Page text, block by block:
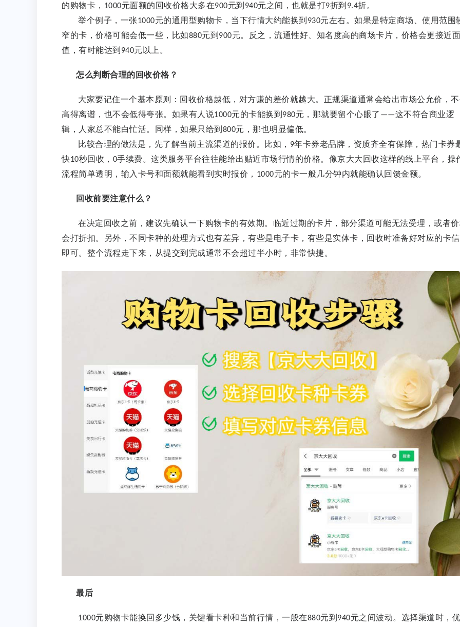
的购物卡， 1000元面额的回收价格大多在900元到 940元之间，也就是打9折到 9.4折。
举个例子，一张1000元的通用型购物卡，当下行情大约能换到 930元左右。如果是特定商场、使用范围
窄的卡，价格可能会低一些，比如880元到 900元。反之，流通性好、知名度高的商场卡片，价格会更接近面
值，有时能达到 940元以上。
怎么判断合理的回收价格？
大家要记住一个基本原则：回收价格越低，对方赚的差价就越大。正规渠道通常会给出市场公允价，
高得离谱，也不会低得夸张。如果有人说1000元的卡能换到 980元，那就要留个心眼了 ——这不符合商业逻
辑，人家总不能白忙活。同样，如果只给到 800元，那也明显偏低。
比较合理的做法是，先了解当前主流渠道的报价。比如， 9年卡券老品牌，资质齐全有保障，热门卡券
快10秒回收， 0手续费。这类服务平台往往能给出贴近市场行情的价格。像京大大回收这样的线上平台，操
流程简单透明，输入卡号和面额就能看到实时报价， 1000元的卡一般几分钟内就能确认回馈金额。
回收前要注意什么？
在决定回收之前，建议先确认一下购物卡的有效期。临近过期的卡片，部分渠道可能无法受理，或者
会打折扣。另外，不同卡种的处理方式也有差异，有些是电子卡，有些是实体卡，回收时准备好对应的卡
即可。整个流程走下来，从提交到完成通常不会超过半小时，非常快捷。
最后
1000元购物卡能换回多少钱，关键看卡种和当前行情，一般在880元到 940元之间波动。选择渠道时，优